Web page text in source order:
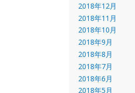
2018年12月
2018年11月
2018年10月
2018年9月
2018年8月
2018年7月
2018年6月
2018年5月